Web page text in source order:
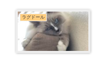
ラグドール